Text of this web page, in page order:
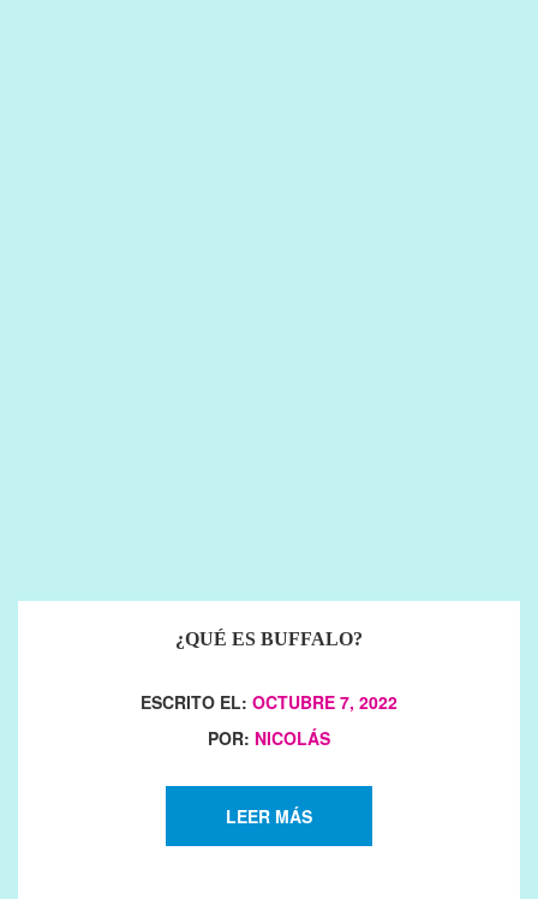
¿QUÉ ES BUFFALO?
ESCRITO EL: OCTUBRE 7, 2022
POR: NICOLÁS
LEER MÁS